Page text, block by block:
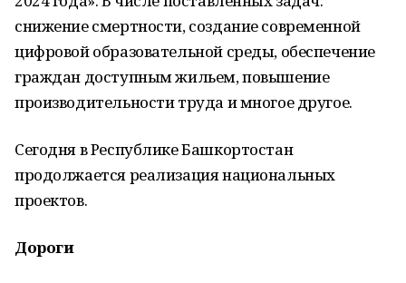
снижение смертности, создание современной
цифровой образовательной среды, обеспечение
граждан доступным жильем, повышение
производительности труда и многое другое.
Сегодня в Республике Башкортостан
продолжается реализация национальных
проектов.
Дороги